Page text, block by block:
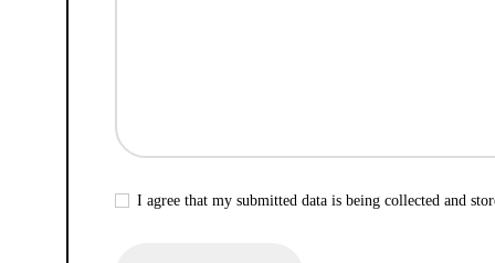
I agree that my submitted data is being collected and